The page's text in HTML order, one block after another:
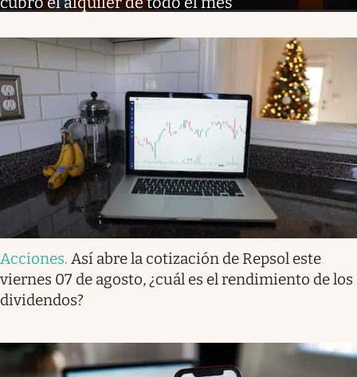
Acciones. Así abre la cotización de Repsol este
viernes 07 de agosto, ¿cuál es el rendimiento de los
dividendos?